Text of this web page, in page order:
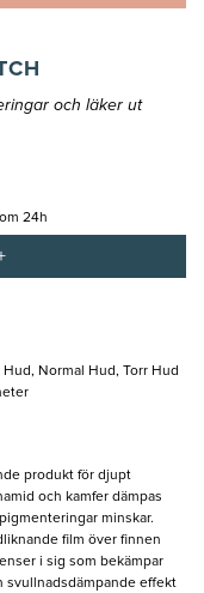
och läker ut
24h
Normal Hud, Torr Hud
produkt för djupt
och kamfer dämpas
minskar.
film över finnen
i sig som bekämpar
svullnadsdämpande effekt